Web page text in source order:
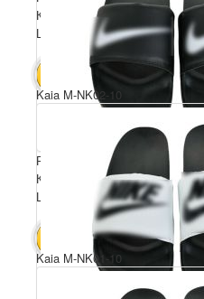
Комплектація ящика: 6
Ціна за пару: 8.5 $
В КОШИК
Розмірний ряд: 40-45
Комплектація ящика: 6
Ціна за пару: 8.5 $
В КОШИК 51 $
Kaia M-NK02-10
Kaia M-NK01-10